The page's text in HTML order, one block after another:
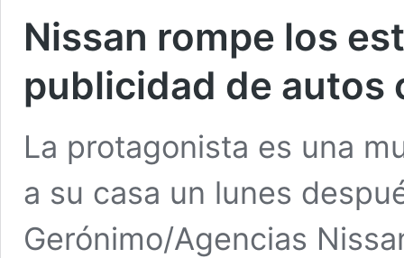
Nissan rompe los
publicidad de autos
La protagonista es una
a su casa un lunes
Gerónimo/Agencias